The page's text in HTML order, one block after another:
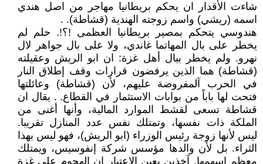
شاءت الأقدار ان يحكم بريطانيا مهاجر من اصل هندي
اسمه (ريشي) واسم زوجته الهندية (قشاطة). .
هندوسي يتحكم بمصير بريطانيا العظمى !؟!. حلم لم
يخطر على بال المهاتما غاندي، ولا على بال جواهر لال
نهرو. ولم يخطر ببال أهل غزة: ان ابو الريش وعقيلته
(قشاطة) هما الذين يرفضون قرارات وقف إطلاق النار
في الحرب آلمفروضة عليهم، لأن (قشاطة) وعائلتها
فتحت لها باباً من بوابات الاستثمار في القطاع. . يقال ان
قشاطة تسعى لقشط الموارد المالية، وأنها أغنى من
الملكة ذات نفسها، وتمتلك نفس عدد المنازل تقريبا.
ليس لأنها زوجة رئيس الوزراء (ابو الريش)، فهو ليس بهذا
الثراء. بل لأن والدها مؤسس شركة إنفوسيس، ويمتلك
معظم اسهمها. آخذين بعين الاعتبار ان الهجوم على غزة